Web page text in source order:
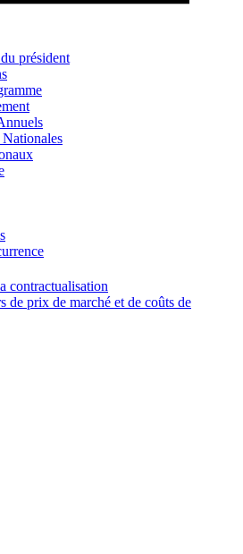
président
contractualisation
de prix de marché et de coûts de